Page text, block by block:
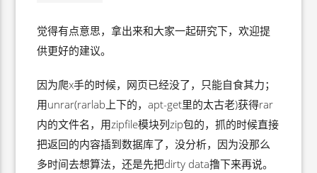
觉得有点意思，拿出来和大家一起研究下，欢迎提
供更好的建议。
因为爬x手的时候，网页已经没了，只能自食其力；
用unrar(rarlab上下的，apt-get里的太古老)获得rar
内的文件名，用zipfile模块列zip包的，抓的时候直接
把返回的内容插到数据库了，没分析，因为没那么
多时间去想算法，还是先把dirty data撸下来再说。